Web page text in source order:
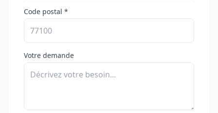
Code postal *
Votre demande